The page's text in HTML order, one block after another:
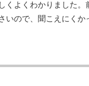
くよくわかりました
いので、聞こえにくか